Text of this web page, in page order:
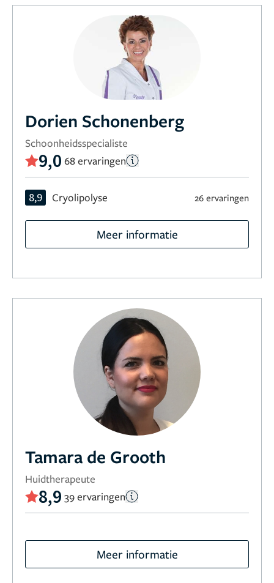
Dorien Schonenberg
Schoonheidsspecialiste
9,0 68 ervaringen
8,9 Cryolipolyse 26 ervaringen
Meer informatie
Tamara de Grooth
Huidtherapeute
8,9 39 ervaringen
Meer informatie